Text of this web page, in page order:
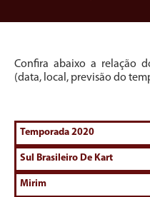
Confira abaixo a relação
(data, local, previsão do